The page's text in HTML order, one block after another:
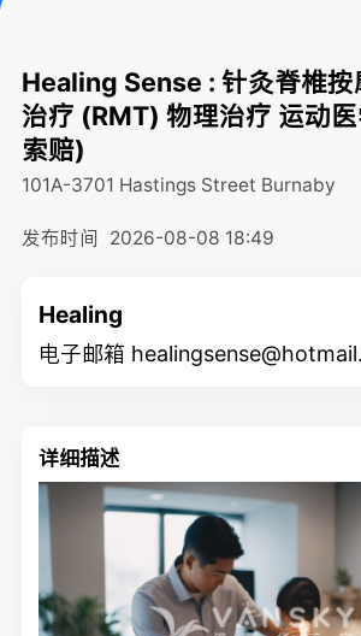
Healing Sense : 针灸脊椎按
治疗 (RMT) 物理治疗 运动
索赔)
101A-3701 Hastings Street Burnaby
发布时间 2026-08-08 18:49
Healing
电子邮箱
详细描述